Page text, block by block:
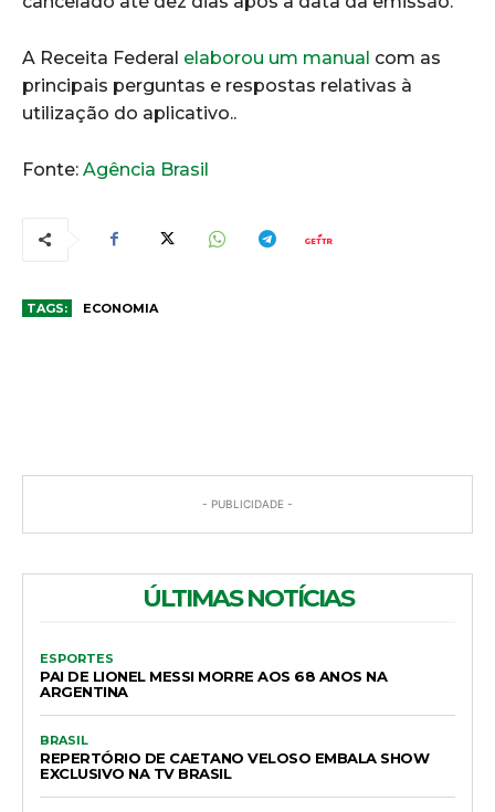
A Receita Federal elaborou um manual com as
principais perguntas e respostas relativas à
utilização do aplicativo..
Fonte: Agência Brasil
TAGS: ECONOMIA
- PUBLICIDADE -
ÚLTIMAS NOTÍCIAS
ESPORTES
PAI DE LIONEL MESSI MORRE AOS 68 ANOS NA
ARGENTINA
BRASIL
REPERTÓRIO DE CAETANO VELOSO EMBALA SHOW
EXCLUSIVO NA TV BRASIL